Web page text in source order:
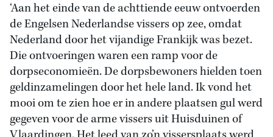
‘Aan het einde van de achttiende eeuw ontvoerden
de Engelsen Nederlandse vissers op zee, omdat
Nederland door het vijandige Frankijk was bezet.
Die ontvoeringen waren een ramp voor de
dorpseconomieën. De dorpsbewoners hielden toen
geldinzamelingen door het hele land. Ik vond het
mooi om te zien hoe er in andere plaatsen gul werd
gegeven voor de arme vissers uit Huisduinen of